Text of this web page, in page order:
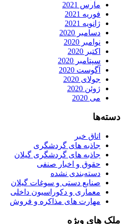
مارس 2021
فوریه 2021
ژانویه 2021
دسامبر 2020
نوامبر 2020
اکتبر 2020
سپتامبر 2020
آگوست 2020
جولای 2020
ژوئن 2020
می 2020
دسته‌ها
اتاق خبر
جاذبه های گردشگری
جاذبه های گردشگری گیلان
حقوق و اخبار صنفی
دسته‌بندی نشده
صنایع دستی و سوغات گیلان
معماری و دکوراسیون داخلی
مهارت های مذاکره و فروش
ملک های ویژه